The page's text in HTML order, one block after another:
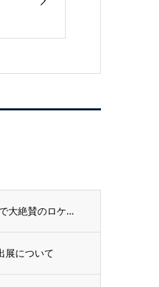
【十勝から世界へ】マイナス20度の雪原に描くランドアートがブラジルで大絶賛のロケットス...
展について